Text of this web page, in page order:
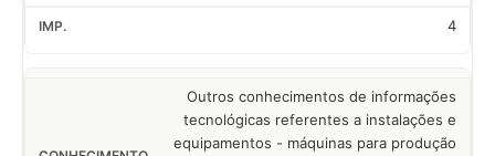
4
Outros conhecimentos de informações
tecnológicas referentes a instalações e
equipamentos - máquinas para produção